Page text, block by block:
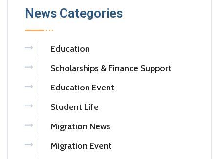
News Categories
Education
Scholarships & Finance Support
Education Event
Student Life
Migration News
Migration Event